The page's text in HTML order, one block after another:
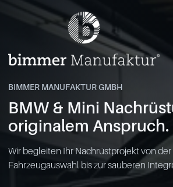
BIMMER MANUFAKTUR GMBH
BMW & Mini
originalem Anspruch.
Wir begleiten Ihr Nachrüstprojekt von
Fahrzeugauswahl bis zur sauberen